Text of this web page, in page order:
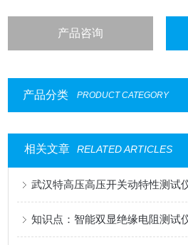
产品咨询
产品分类 PRODUCT CATEGORY
相关文章 RELATED ARTICLES
知识点：智能双显绝缘电阻测试